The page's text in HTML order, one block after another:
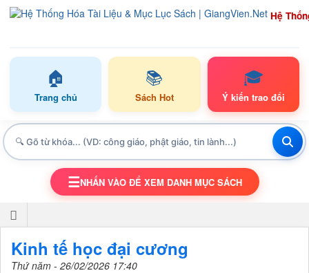
Hệ
🏠
Trang chủ
📚
Sách Hot
🎓
Ý kiến trao đổi
TOGGLE NAVIGATION
☰NHẤN VÀO ĐỂ XEM DANH MỤC SÁCH
Kinh tế học đại cương
Thứ năm - 26/02/2026 17:40